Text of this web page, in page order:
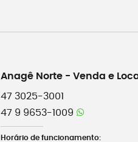
Anagê Norte - Venda e
47 3025-3001
47 9 9653-1009
Horário de funcionamento: